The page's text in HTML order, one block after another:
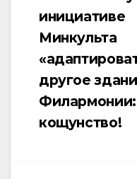
по
инициативе
Минкульта
другое
кощунство!